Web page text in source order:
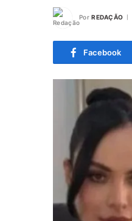
Por REDAÇÃO
Facebook